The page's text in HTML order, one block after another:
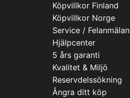
Köpvillkor Finland
Köpvillkor Norge
Service / Felanmälan
Hjälpcenter
5 års garanti
Kvalitet & Miljö
Reservdelssökning
Ångra ditt köp